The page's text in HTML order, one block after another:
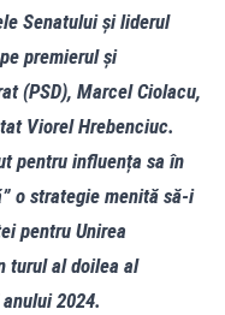
Senatului și liderul
premierul și
(PSD), Marcel Ciolacu,
Viorel Hrebenciuc.
pentru influența sa în
o strategie menită să-i
pentru Unirea
turul al doilea al
2024.